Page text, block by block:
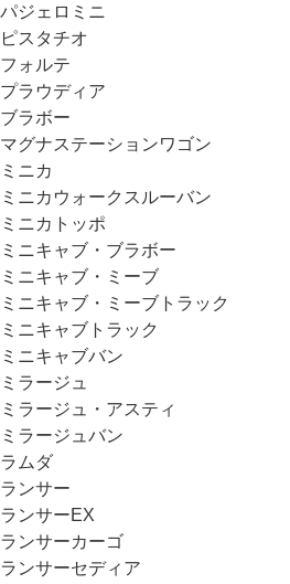
パジェロミニ
ピスタチオ
フォルテ
プラウディア
ブラボー
マグナステーションワゴン
ミニカ
ミニカウォークスルーバン
ミニカトッポ
ミニキャブ・ブラボー
ミニキャブ・ミーブ
ミニキャブ・ミーブトラック
ミニキャブトラック
ミニキャブバン
ミラージュ
ミラージュ・アスティ
ミラージュバン
ラムダ
ランサー
ランサーEX
ランサーカーゴ
ランサーセディア